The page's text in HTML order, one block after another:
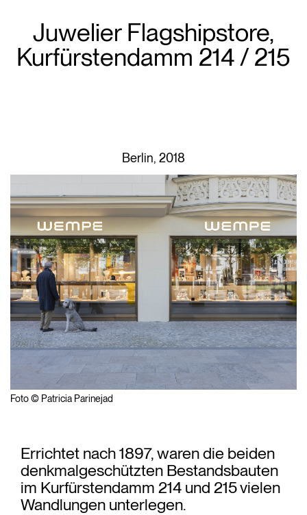
Juwelier Flagshipstore,
Kurfürstendamm 214 / 215
Berlin, 2018
Foto © Patricia Parinejad
Errichtet nach 1897, waren die beiden
denkmalgeschützten Bestandsbauten
im Kurfürstendamm 214 und 215 vielen
Wandlungen unterlegen.